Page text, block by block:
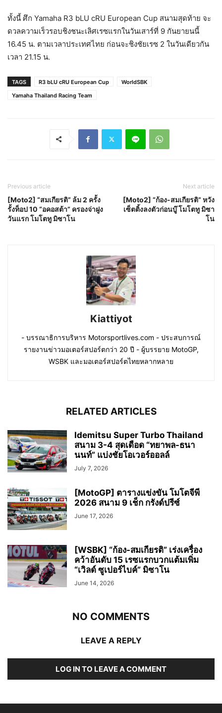
ทั้งนี้ ศึก Yamaha R3 bLU cRU European Cup สนามสุดท้าย จะ
ดวลความเร็วรอบชิงชนะเลิศเรซแรกในวันเสาร์ที่ 9 กันยายนนี้
16.45 น. ตามเวลาประเทศไทย ก่อนจะชิงชัยเรซ 2 ในวันเดียวกัน
เวลา 21.15 น.
TAGS R3 bLU cRU European Cup
WorldSBK
Yamaha Thailand Racing Team
Previous article
[Moto2] “สมเกียรติ” ล้ม 2 ครั้ง
รั้งท็อป 10 “อคอสต้า” ครองจ่าฝูง
วันแรก โมโตทู มิซาโน
Next article
[Moto2] “ก้อง-สมเกียรติ” หวัง
เซ็ตติ้งลงตัวก่อนบู๊ โมโตทู มิซา
โน
Kiattiyot
- บรรณาธิการบริหาร Motorsportlives.com - ประสบการณ์
รายงานข่าวมอเตอร์สปอร์ตกว่า 20 ปี - ผู้บรรยาย MotoGP,
WSBK และมอเตอร์สปอร์ตไทยหลากหลาย
RELATED ARTICLES
Idemitsu Super Turbo Thailand
สนาม 3-4 สุดเดือด “ทยาพล-ธนา
นนท์” แบ่งชัยโอเวอร์ออลล์
July 7, 2026
[MotoGP] ตารางแข่งขัน โมโตจีพี
2026 สนาม 9 เช็ก กรังด์ปรีซ์
June 17, 2026
[WSBK] “ก้อง-สมเกียรติ” เร่งเครื่อง
คว้าอันดับ 15 เรซแรกบวกแต้มเพิ่ม
“เวิลด์ ซูเปอร์ไบค์” มิซาโน
June 14, 2026
NO COMMENTS
LEAVE A REPLY
LOG IN TO LEAVE A COMMENT